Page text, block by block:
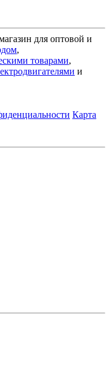
для оптовой и
,
товарами,
и
Карта